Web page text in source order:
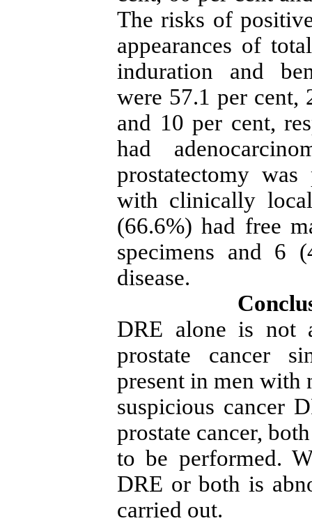
The risks of
appearances of
induration and
were 57.1 per cent,
and 10 per cent,
had
prostatectomy
with clinically
(66.6%) had free
specimens and 6
disease.
DRE alone is not
prostate cancer
present in men with
suspicious cancer
prostate cancer,
to be performed.
DRE or both is
carried out.